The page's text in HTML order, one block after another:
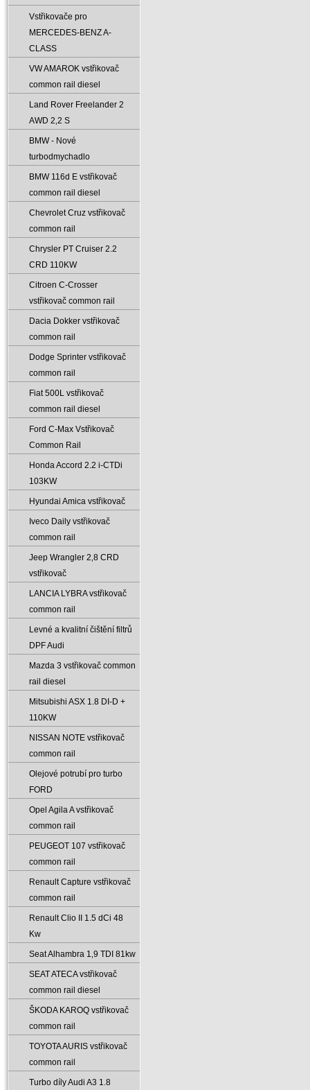
Vstřikovače pro
MERCEDES-BENZ A-
CLASS
VW AMAROK vstřikovač
common rail diesel
Land Rover Freelander 2
AWD 2‚2 S
BMW - Nové
turbodmychadlo
BMW 116d E vstřikovač
common rail diesel
Chevrolet Cruz vstřikovač
common rail
Chrysler PT Cruiser 2.2
CRD 110KW
Citroen C-Crosser
vstřikovač common rail
Dacia Dokker vstřikovač
common rail
Dodge Sprinter vstřikovač
common rail
Fiat 500L vstřikovač
common rail diesel
Ford C-Max Vstřikovač
Common Rail
Honda Accord 2.2 i-CTDi
103KW
Hyundai Amica vstřikovač
Iveco Daily vstřikovač
common rail
Jeep Wrangler 2‚8 CRD
vstřikovač
LANCIA LYBRA vstřikovač
common rail
Levné a kvalitní čištění filtrů
DPF Audi
Mazda 3 vstřikovač common
rail diesel
Mitsubishi ASX 1.8 DI-D +
110KW
NISSAN NOTE vstřikovač
common rail
Olejové potrubí pro turbo
FORD
Opel Agila A vstřikovač
common rail
PEUGEOT 107 vstřikovač
common rail
Renault Capture vstřikovač
common rail
Renault Clio II 1.5 dCi 48
Kw
Seat Alhambra 1‚9 TDI 81kw
SEAT ATECA vstřikovač
common rail diesel
ŠKODA KAROQ vstřikovač
common rail
TOYOTA AURIS vstřikovač
common rail
Turbo díly Audi A3 1.8